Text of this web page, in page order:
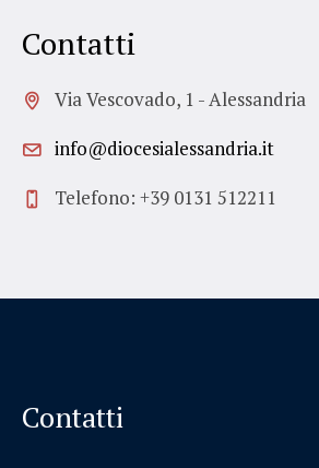
Contatti
Via Vescovado, 1 - Alessandria
info@diocesialessandria.it
Telefono: +39 0131 512211
Contatti